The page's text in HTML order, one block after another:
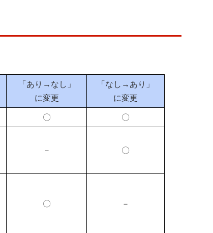
「あり→なし」
に変更
「なし→あり」
に変更
〇 〇
－ 〇
〇 －